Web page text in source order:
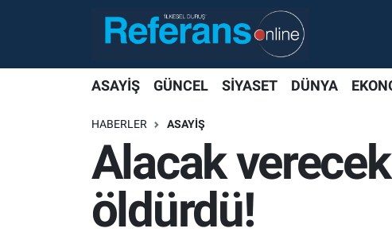
ASAYİŞ GÜNCEL SİYASET DÜNYA
HABERLER ASAYİŞ
Alacak
öldürdü!